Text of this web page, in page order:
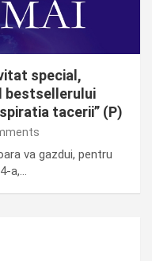
special,
bestsellerului
tacerii” (P)
va gazdui, pentru
a,…